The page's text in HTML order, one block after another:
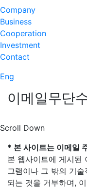
Company
Business
Cooperation
Investment
Contact
Eng
이메일무단
Scroll Down
* 본 사이트는 이메일
본 웹사이트에 게시된
그램이나 그 밖의 기
되는 것을 거부하며,